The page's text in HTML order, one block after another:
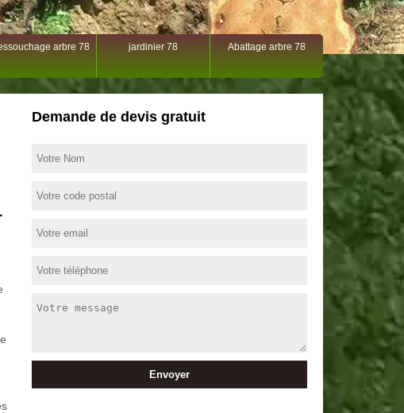
arbre 78 jardinier 78 Abattage arbre 78
Demande de devis gratuit